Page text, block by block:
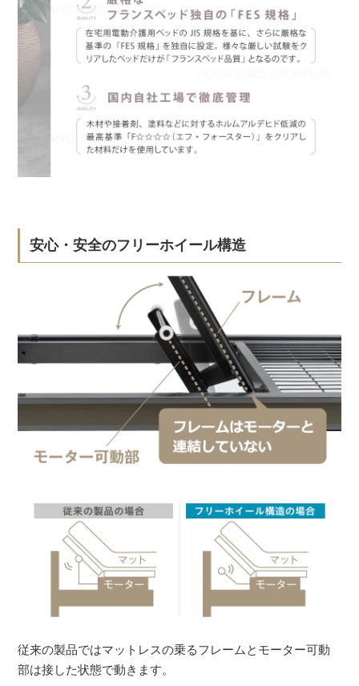
安心・安全のフリーホイール構造
従来の製品ではマットレスの乗るフレームとモーター可動
部は接した状態で動きます。